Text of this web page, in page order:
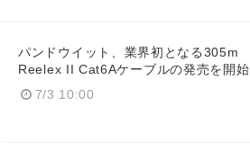
パンドウイット、業界初となる305m
Reelex II Cat6Aケーブルの発売を開始
7/3 10:00